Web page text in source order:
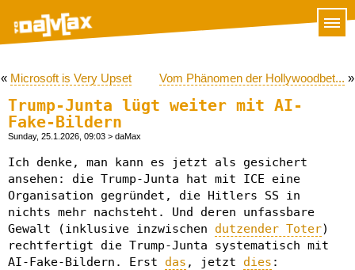
« Microsoft is Very Upset Vom Phänomen der Hollywoodbet... »
Trump-Junta lügt weiter mit AI-
Fake-Bildern
Sunday, 25.1.2026, 09:03 > daMax
Ich denke, man kann es jetzt als gesichert
ansehen: die Trump-Junta hat mit ICE eine
Organisation gegründet, die Hitlers SS in
nichts mehr nachsteht. Und deren unfassbare
Gewalt (inklusive inzwischen dutzender Toter)
rechtfertigt die Trump-Junta systematisch mit
AI-Fake-Bildern. Erst das , jetzt dies :